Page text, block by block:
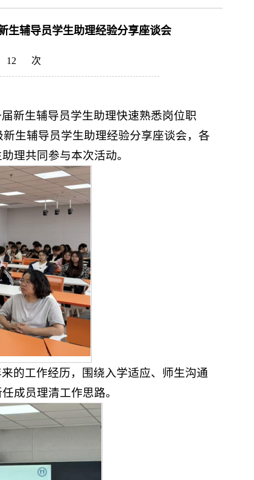
生辅导员学生助理经验分享座谈会
12 次
新生辅导员学生助理快速熟悉岗位职
生辅导员学生助理经验分享座谈会，各
理共同参与本次活动。
的工作经历，围绕入学适应、师生沟通
成员理清工作思路。